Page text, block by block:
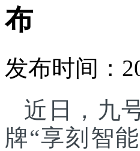
布
发布时间：
近日，九
牌“享刻智